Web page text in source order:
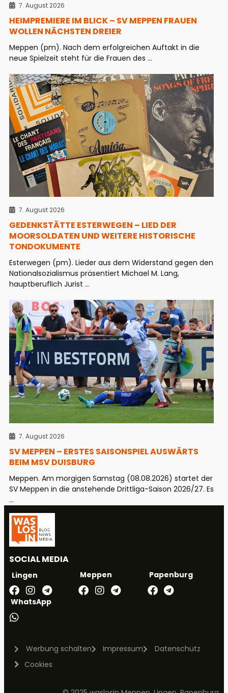
7. August 2026
HEIMPREMIERE IM BLICK – SV MEPPEN FRAUEN
WOLLEN NÄCHSTEN DREIER
Meppen (pm). Nach dem erfolgreichen Auftakt in die
neue Spielzeit steht für die Frauen des ...
7. August 2026
GEDENKSTÄTTE ESTERWEGEN – LIED DER
MOORSOLDATEN UND WEITERE HISTORISCHE
TONDOKUMENTE
Esterwegen (pm). Lieder aus dem Widerstand gegen den
Nationalsozialismus präsentiert Michael M. Lang,
hauptberuflich Jurist ...
7. August 2026
SV MEPPEN – ERSTES SAISONSPIEL AUSWÄRTS
BEIM MSV DUISBURG
Meppen. Am morgigen Samstag (08.08.2026) startet der
SV Meppen in die anstehende Drittliga-Saison 2026/27. Es
...
SOCIAL MEDIA
Lingen Meppen Papenburg
WhatsApp
Werbung schalten Impressum
Datenschutz
Cookies